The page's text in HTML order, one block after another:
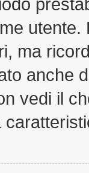
ma
anche
vedi il